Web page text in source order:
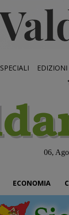
SPECIALI
06,
ECONOMIA